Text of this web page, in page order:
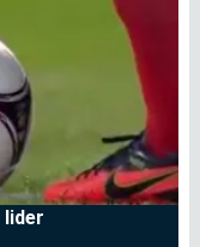
lider